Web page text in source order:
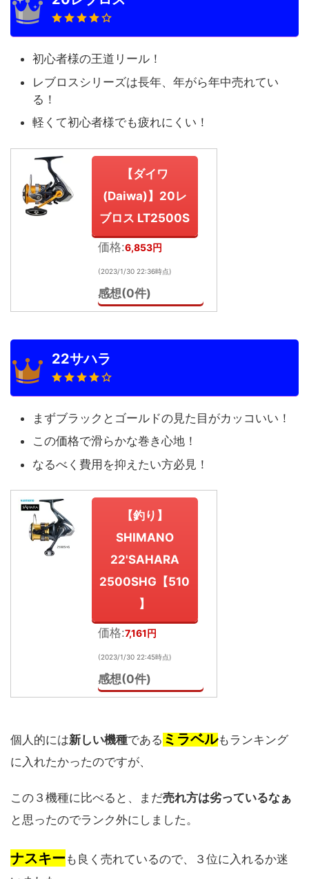
初心者様の王道リール！
レブロスシリーズは長年、年がら年中売れてい
る！
軽くて初心者様でも疲れにくい！
【ダイワ
(Daiwa)】20レ
ブロス LT2500S
価格:6,853円
(2023/1/30 22:36時点)
感想(0件)
22サハラ
まずブラックとゴールドの見た目がカッコいい！
この価格で滑らかな巻き心地！
なるべく費用を抑えたい方必見！
【釣り】
SHIMANO
22'SAHARA
2500SHG【510
】
価格:7,161円
(2023/1/30 22:45時点)
感想(0件)
個人的には新しい機種であるミラベルもランキング
に入れたかったのですが、
この３機種に比べると、まだ売れ方は劣っているなぁ
と思ったのでランク外にしました。
ナスキー も良く売れているので、３位に入れるか迷